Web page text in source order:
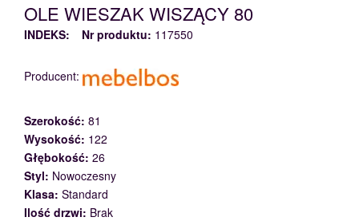
OLE WIESZAK WISZĄCY 80
INDEKS: Nr produktu: 117550
Producent:
Szerokość: 81
Wysokość: 122
Głębokość: 26
Styl: Nowoczesny
Klasa: Standard
Ilość drzwi: Brak